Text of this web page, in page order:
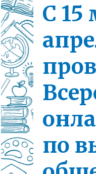
С 15
по